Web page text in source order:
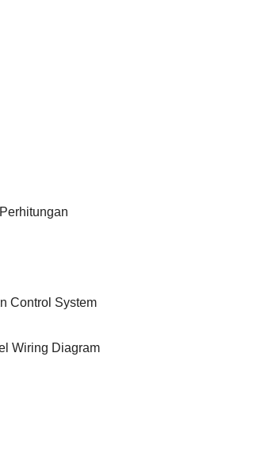
Control System
Wiring Diagram